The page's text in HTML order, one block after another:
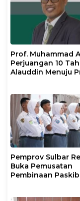
Prof. Muhammad
Perjuangan 10
Alauddin Menuju
Pemprov Sulbar
Buka Pemusatan
Pembinaan